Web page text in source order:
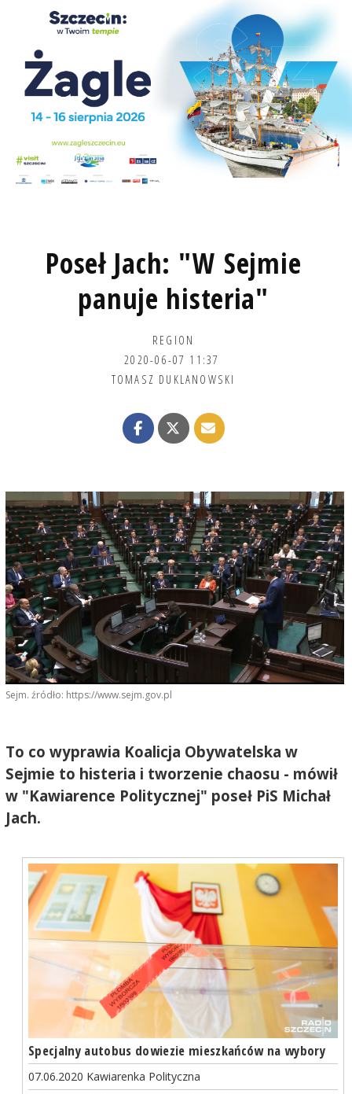
Poseł Jach: "W Sejmie
panuje histeria"
REGION
2020-06-07 11:37
TOMASZ DUKLANOWSKI
Sejm. źródło: https://www.sejm.gov.pl
To co wyprawia Koalicja Obywatelska w
Sejmie to histeria i tworzenie chaosu - mówił
w "Kawiarence Politycznej" poseł PiS Michał
Jach.
Specjalny autobus dowiezie mieszkańców na wybory
07.06.2020 Kawiarenka Polityczna